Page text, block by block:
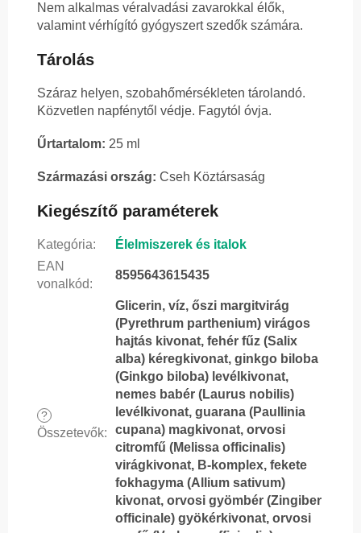
Nem alkalmas véralvadási zavarokkal élők,
valamint vérhígító gyógyszert szedők számára.
Tárolás
Száraz helyen, szobahőmérsékleten tárolandó.
Közvetlen napfénytől védje. Fagytól óvja.
Űrtartalom: 25 ml
Származási ország: Cseh Köztársaság
Kiegészítő paraméterek
Kategória:
Élelmiszerek és italok
EAN
vonalkód:
8595643615435
?
Összetevők:
Glicerin, víz, őszi margitvirág
(Pyrethrum parthenium) virágos
hajtás kivonat, fehér fűz (Salix
alba) kéregkivonat, ginkgo biloba
(Ginkgo biloba) levélkivonat,
nemes babér (Laurus nobilis)
levélkivonat, guarana (Paullinia
cupana) magkivonat, orvosi
citromfű (Melissa officinalis)
virágkivonat, B-komplex, fekete
fokhagyma (Allium sativum)
kivonat, orvosi gyömbér (Zingiber
officinale) gyökérkivonat, orvosi